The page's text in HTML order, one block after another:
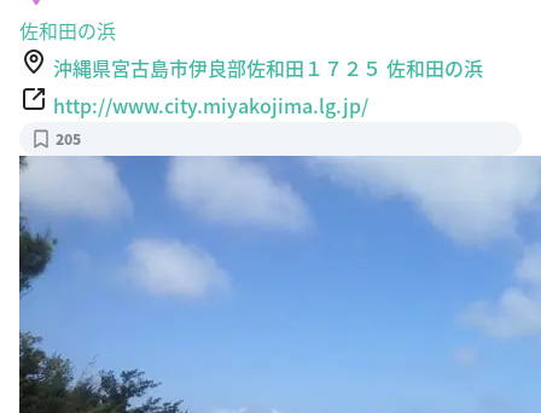
佐和田の浜
沖縄県宮古島市伊良部佐和田１７２５ 佐和田の浜
http://www.city.miyakojima.lg.jp/
205